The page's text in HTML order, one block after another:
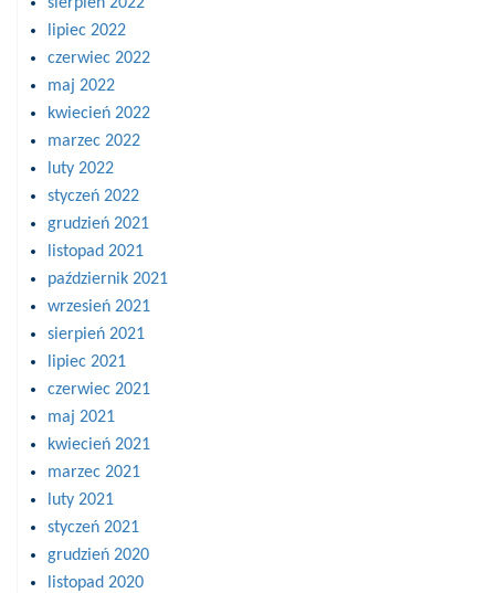
lipiec 2022
czerwiec 2022
maj 2022
kwiecień 2022
marzec 2022
luty 2022
styczeń 2022
grudzień 2021
listopad 2021
październik 2021
wrzesień 2021
sierpień 2021
lipiec 2021
czerwiec 2021
maj 2021
kwiecień 2021
marzec 2021
luty 2021
styczeń 2021
grudzień 2020
listopad 2020